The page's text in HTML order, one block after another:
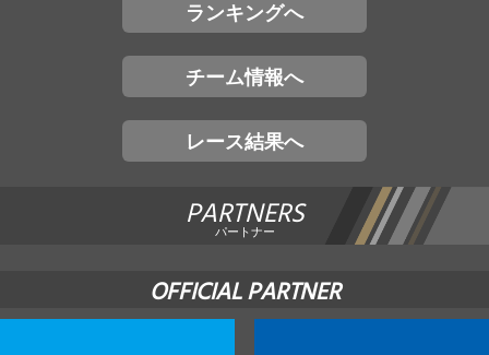
ランキングへ
チーム情報へ
レース結果へ
PARTNERS
パートナー
OFFICIAL PARTNER